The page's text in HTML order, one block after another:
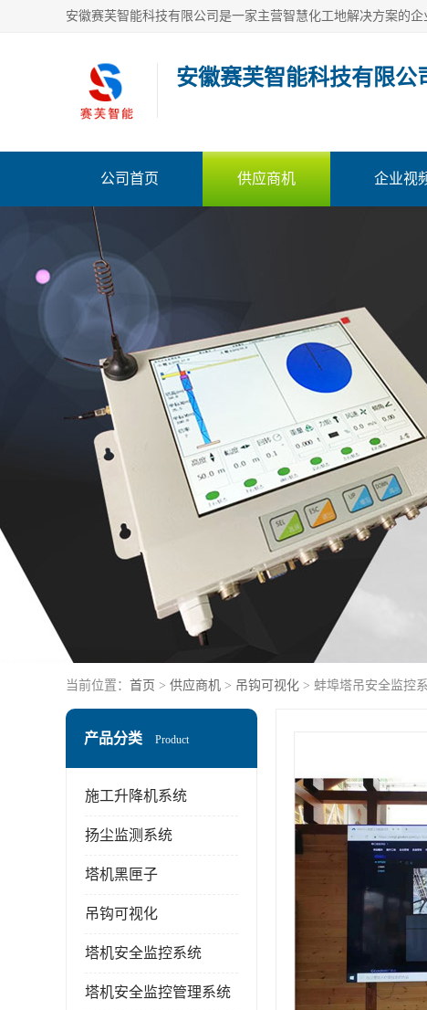
安徽赛芙智能科技有限公
公司首页 供应商机 企业视
当前位置： 首页 > 供应商机 > 吊钩可视化 > 蚌埠塔吊安全监控
产品分类 Product
施工升降机系统
扬尘监测系统
塔机黑匣子
吊钩可视化
塔机安全监控系统
塔机安全监控管理系统